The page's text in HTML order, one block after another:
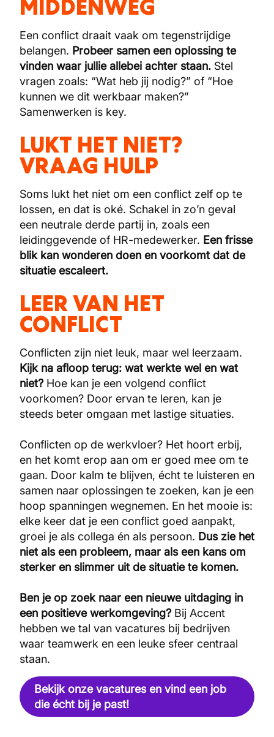
MIDDENWEG
Een conflict draait vaak om tegenstrijdige
belangen. Probeer samen een oplossing te
vinden waar jullie allebei achter staan. Stel
vragen zoals: “Wat heb jij nodig?” of “Hoe
kunnen we dit werkbaar maken?”
Samenwerken is key.
LUKT HET NIET?
VRAAG HULP
Soms lukt het niet om een conflict zelf op te
lossen, en dat is oké. Schakel in zo’n geval
een neutrale derde partij in, zoals een
leidinggevende of HR-medewerker. Een frisse
blik kan wonderen doen en voorkomt dat de
situatie escaleert.
LEER VAN HET
CONFLICT
Conflicten zijn niet leuk, maar wel leerzaam.
Kijk na afloop terug: wat werkte wel en wat
niet? Hoe kan je een volgend conflict
voorkomen? Door ervan te leren, kan je
steeds beter omgaan met lastige situaties.
Conflicten op de werkvloer? Het hoort erbij,
en het komt erop aan om er goed mee om te
gaan. Door kalm te blijven, écht te luisteren en
samen naar oplossingen te zoeken, kan je een
hoop spanningen wegnemen. En het mooie is:
elke keer dat je een conflict goed aanpakt,
groei je als collega én als persoon. Dus zie het
niet als een probleem, maar als een kans om
sterker en slimmer uit de situatie te komen.
Ben je op zoek naar een nieuwe uitdaging in
een positieve werkomgeving? Bij Accent
hebben we tal van vacatures bij bedrijven
waar teamwerk en een leuke sfeer centraal
staan.
Bekijk onze vacatures en vind een job
die écht bij je past!